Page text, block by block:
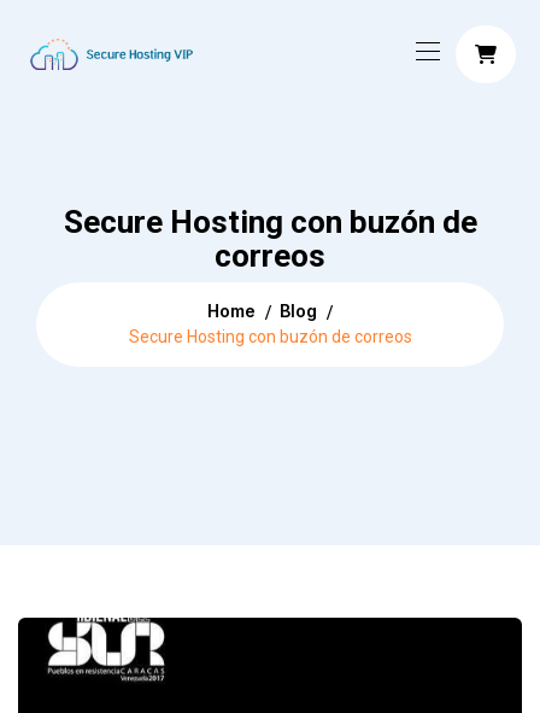
Secure Hosting con buzón de
correos
Home Blog
Secure Hosting con buzón de correos